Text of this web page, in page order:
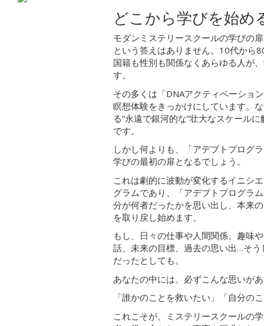
どこから学びを始め
モダンミステリースクールの学びの
という答えはありません。10代から
国籍も性別も関係なくあらゆる人が
す。
その多くは「DNAアクティベーショ
瞑想体験をきっかけにしています。
る“永遠で銀河的な”壮大なスケール
です。
しかし何よりも、「アデプトプログ
学びの最初の扉となるでしょう。
これは劇的に波動が変化するイニシ
グラムであり、「アデプトプログラ
分が何者だったかを思い出し、本来
を取り戻し始めます。
もし、日々の仕事や人間関係、趣味
話、未来の目標、過去の思い出…そ
だったとしても。
あなたの中には、必ずこんな思いが
「誰かのことを救いたい」「自分の
これこそが、ミステリースクールの